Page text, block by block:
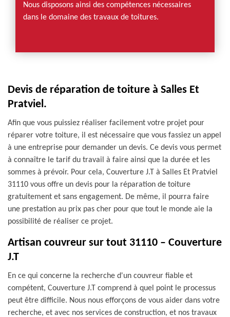
Nous disposons ainsi des compétences nécessaires
dans le domaine des travaux de toitures.
Devis de réparation de toiture à Salles Et
Pratviel.
Afin que vous puissiez réaliser facilement votre projet pour
réparer votre toiture, il est nécessaire que vous fassiez un appel
à une entreprise pour demander un devis. Ce devis vous permet
à connaître le tarif du travail à faire ainsi que la durée et les
sommes à prévoir. Pour cela, Couverture J.T à Salles Et Pratviel
31110 vous offre un devis pour la réparation de toiture
gratuitement et sans engagement. De même, il pourra faire
une prestation au prix pas cher pour que tout le monde aie la
possibilité de réaliser ce projet.
Artisan couvreur sur tout 31110 – Couverture
J.T
En ce qui concerne la recherche d'un couvreur fiable et
compétent, Couverture J.T comprend à quel point le processus
peut être difficile. Nous nous efforçons de vous aider dans votre
recherche, et avec nos services de construction, et nos travaux